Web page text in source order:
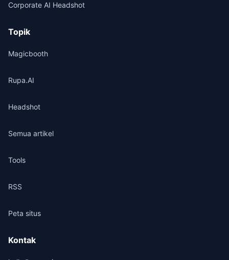
Corporate AI Headshot
Topik
Magicbooth
Rupa.AI
Headshot
Semua artikel
Tools
RSS
Peta situs
Kontak